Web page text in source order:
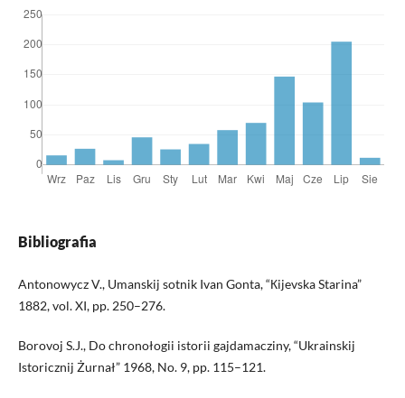
Bibliografia
Antonowycz V., Umanskij sotnik Ivan Gonta, “Кijevska Starina”
1882, vol. XI, pp. 250–276.
Borovoj S.J., Do chronołogii istorii gajdamacziny, “Ukrainskij
Istoricznij Żurnał” 1968, No. 9, pp. 115–121.